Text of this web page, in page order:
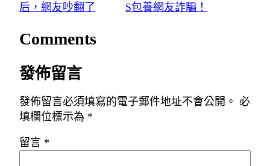
后，網友吵翻了
S包養網友詐騙！
Comments
發佈留言
發佈留言必須填寫的電子郵件地址不會公開。 必
填欄位標示為 *
留言 *